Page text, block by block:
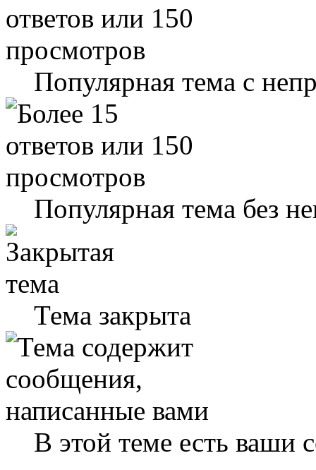
Популярная тема с
Популярная тема без
Тема закрыта
В этой теме есть ваши